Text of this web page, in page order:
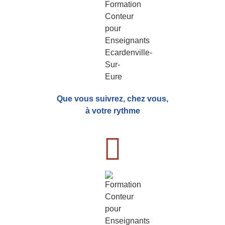
Que vous suivrez, chez vous,
à votre rythme